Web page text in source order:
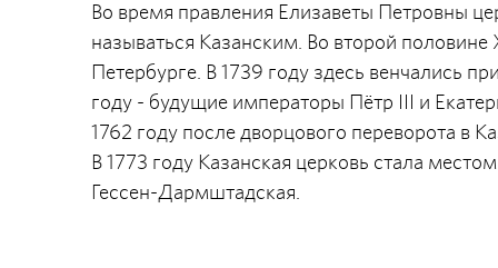
Во время правления Елизаветы Петровны
называться Казанским. Во второй
Петербурге. В 1739 году здесь венчались
году - будущие императоры Пётр III и
1762 году после дворцового переворота в
В 1773 году Казанская церковь стала
Гессен-Дармштадская.